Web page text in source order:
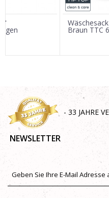
Braun TTC
- 33 JAHRE
NEWSLETTER